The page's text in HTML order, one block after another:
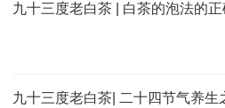
九十三度老白茶 | 白茶的泡法的
九十三度老白茶| 二十四节气养